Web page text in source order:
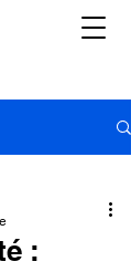
: